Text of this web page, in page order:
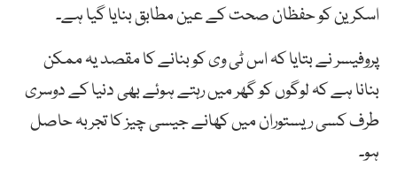
اسکرین کو حفظان صحت کے عین مطابق بنایا گیا ہے۔
پروفیسر نے بتایا کہ اس ٹی وی کو بنانے کا مقصد یہ ممکن
بنانا ہے کہ لوگوں کو گھر میں رہتے ہوئے بھی دنیا کے دوسری
طرف کسی ریستوران میں کھانے جیسی چیز کا تجربہ حاصل
ہو۔